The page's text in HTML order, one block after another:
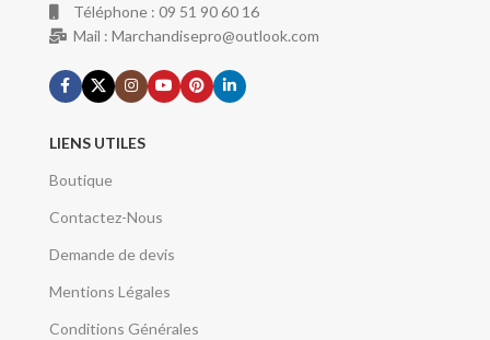
Téléphone : 09 51 90 60 16
Mail : Marchandisepro@outlook.com
LIENS UTILES
Boutique
Contactez-Nous
Demande de devis
Mentions Légales
Conditions Générales